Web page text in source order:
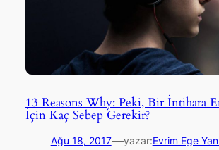
13 Reasons Why: Peki, Bir İntihara
İçin Kaç Sebep Gerekir?
Ağu 18, 2017—yazar:Evrim Ege